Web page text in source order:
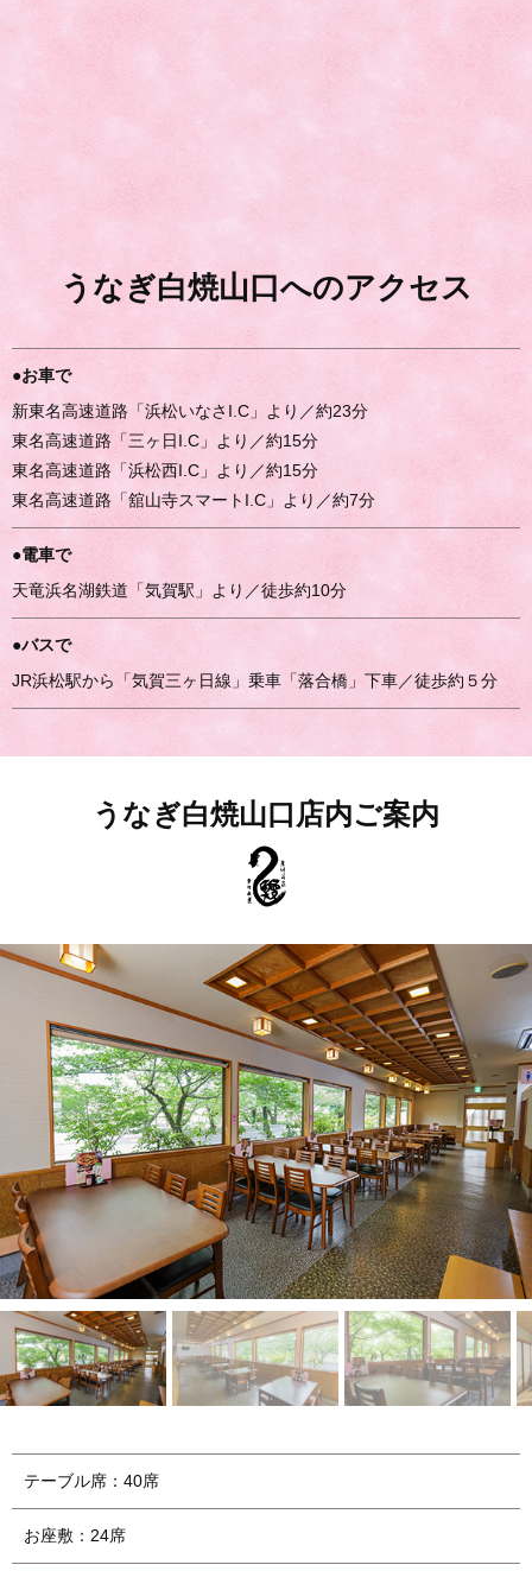
うなぎ白焼山口へのアクセス
●お車で
新東名高速道路「浜松いなさI.C」より／約23分
東名高速道路「三ヶ日I.C」より／約15分
東名高速道路「浜松西I.C」より／約15分
東名高速道路「舘山寺スマートI.C」より／約7分
●電車で
天竜浜名湖鉄道「気賀駅」より／徒歩約10分
●バスで
JR浜松駅から「気賀三ヶ日線」乗車「落合橋」下車／徒歩約５分
うなぎ白焼山口店内ご案内
テーブル席：40席
お座敷：24席